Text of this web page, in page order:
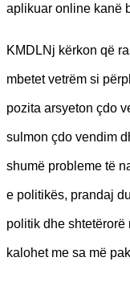
aplikuar online kanë
KMDLNj kërkon që
mbetet vetrëm si
pozita arsyeton çdo
sulmon çdo vendim
shumë probleme të
e politikës, prandaj
politik dhe
kalohet me sa më